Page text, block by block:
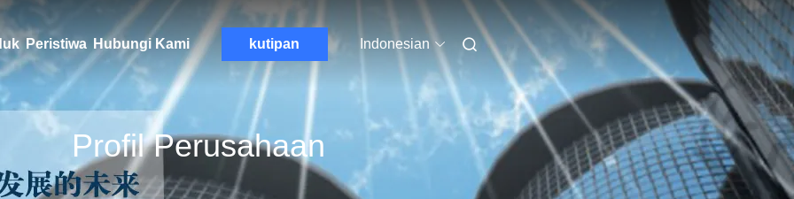
Peristiwa Hubungi Kami kutipan Indonesian
Profil Perusahaan